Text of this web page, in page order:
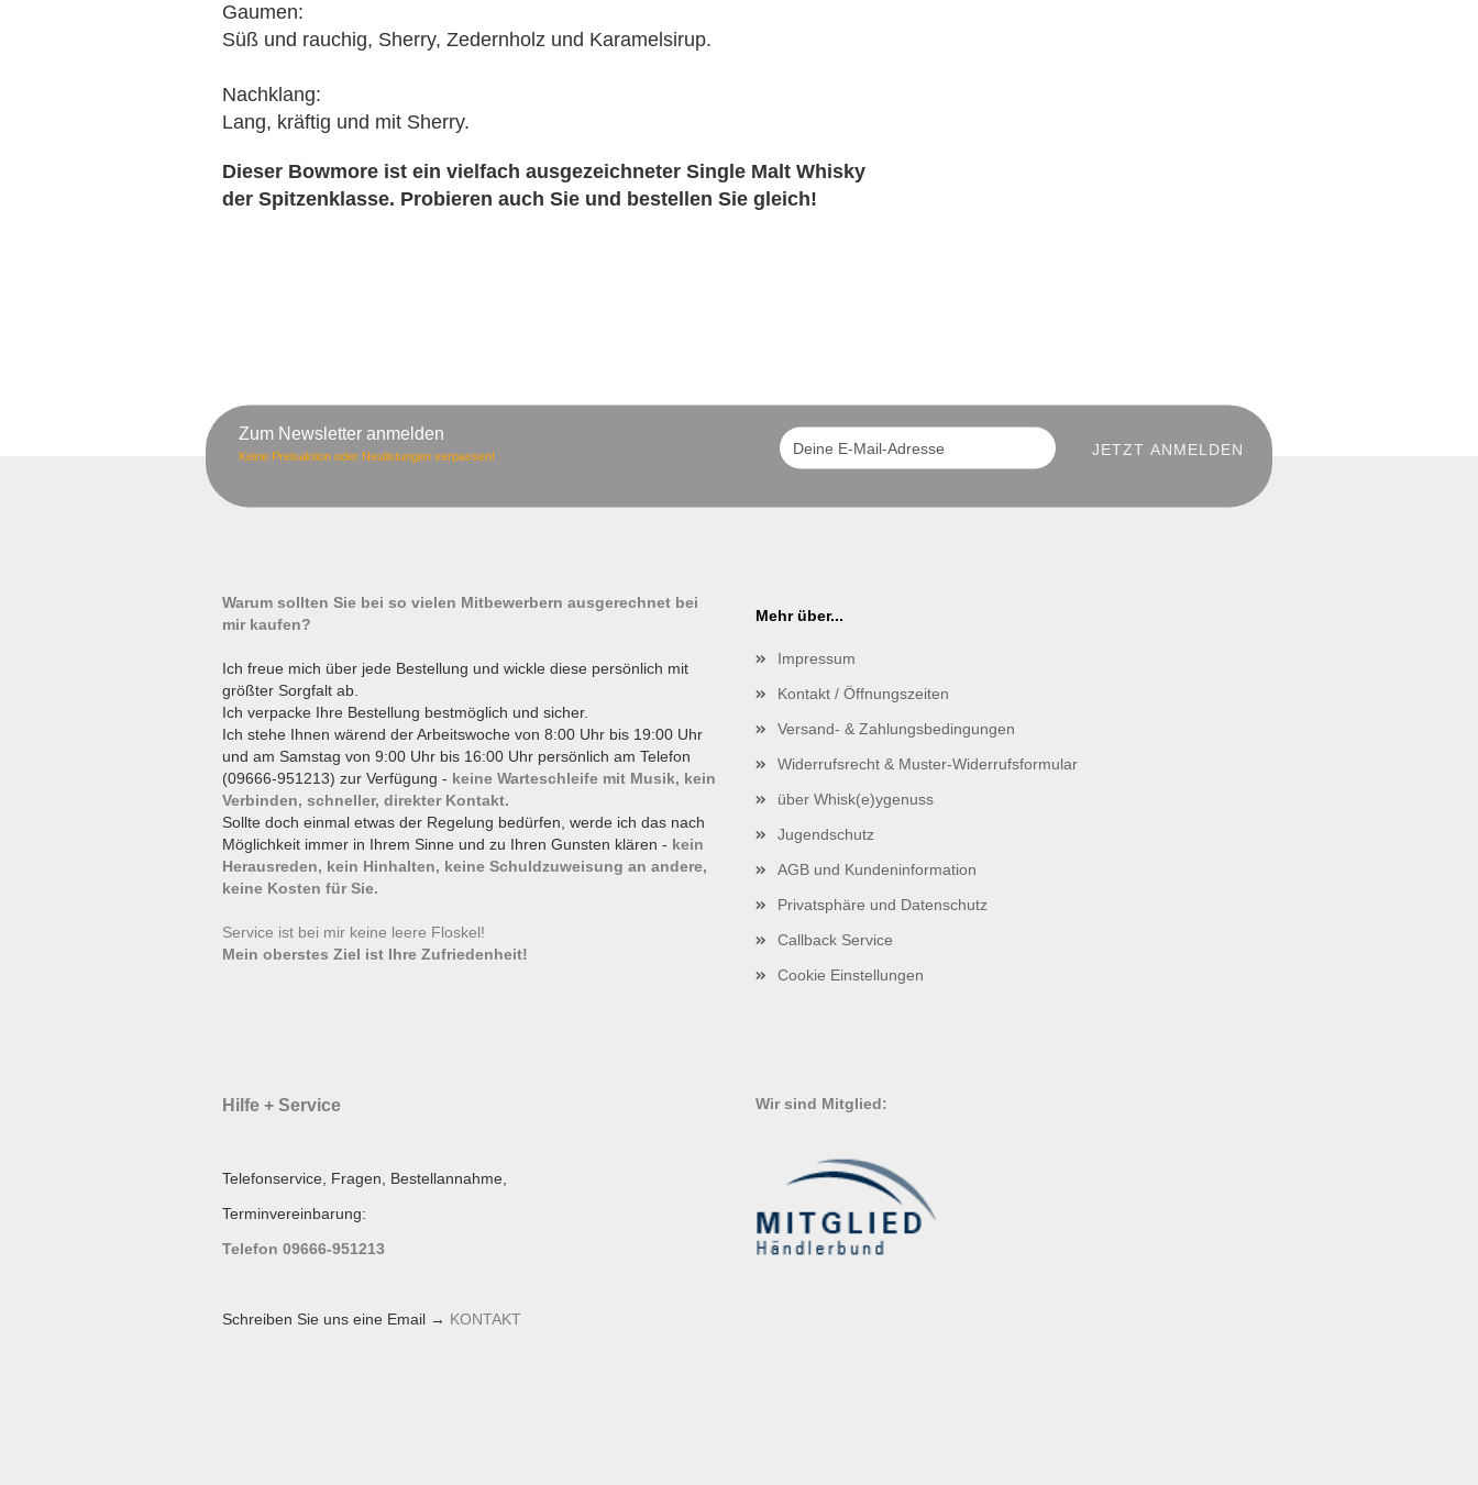
Gaumen:
Süß und rauchig, Sherry, Zedernholz und Karamelsirup.
Nachklang:
Lang, kräftig und mit Sherry.
Dieser Bowmore ist ein vielfach ausgezeichneter Single Malt Whisky
der Spitzenklasse. Probieren auch Sie und bestellen Sie gleich!
Zum Newsletter anmelden
Keine Preisaktion oder Neulistungen verpassen!
Warum sollten Sie bei so vielen Mitbewerbern ausgerechnet bei
mir kaufen?
Ich freue mich über jede Bestellung und wickle diese persönlich mit
größter Sorgfalt ab.
Ich verpacke Ihre Bestellung bestmöglich und sicher.
Ich stehe Ihnen wärend der Arbeitswoche von 8:00 Uhr bis 19:00 Uhr
und am Samstag von 9:00 Uhr bis 16:00 Uhr persönlich am Telefon
(09666-951213) zur Verfügung - keine Warteschleife mit Musik, kein
Verbinden, schneller, direkter Kontakt.
Sollte doch einmal etwas der Regelung bedürfen, werde ich das nach
Möglichkeit immer in Ihrem Sinne und zu Ihren Gunsten klären - kein
Herausreden, kein Hinhalten, keine Schuldzuweisung an andere,
keine Kosten für Sie.
Service ist bei mir keine leere Floskel!
Mein oberstes Ziel ist Ihre Zufriedenheit!
Mehr über...
Impressum
Kontakt / Öffnungszeiten
Versand- & Zahlungsbedingungen
Widerrufsrecht & Muster-Widerrufsformular
über Whisk(e)ygenuss
Jugendschutz
AGB und Kundeninformation
Privatsphäre und Datenschutz
Callback Service
Cookie Einstellungen
Hilfe + Service
Telefonservice, Fragen, Bestellannahme,
Terminvereinbarung:
Telefon 09666-951213
Schreiben Sie uns eine Email → KONTAKT
Wir sind Mitglied: